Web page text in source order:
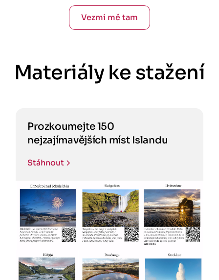
Vezmi mě tam
Materiály ke stažení
Prozkoumejte 150
nejzajímavějších míst Islandu
Stáhnout